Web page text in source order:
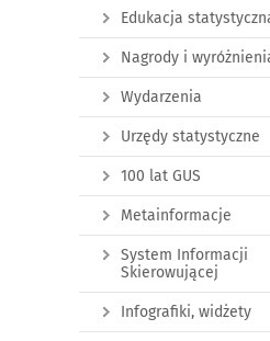
Edukacja
Nagrody i
Wydarzenia
Urzędy statystyczne
100 lat GUS
Metainformacje
System Informacji
Skierowującej
Infografiki, widżety